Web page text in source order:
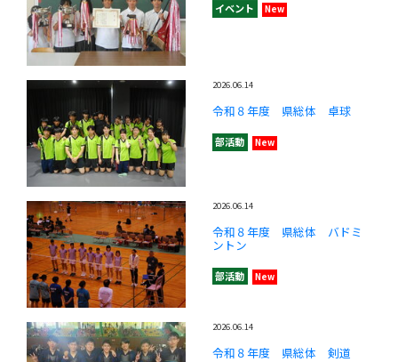
イベント New
2026.06.14
令和８年度 県総体 卓球
部活動 New
2026.06.14
令和８年度 県総体 バドミ
ントン
部活動 New
2026.06.14
令和８年度 県総体 剣道